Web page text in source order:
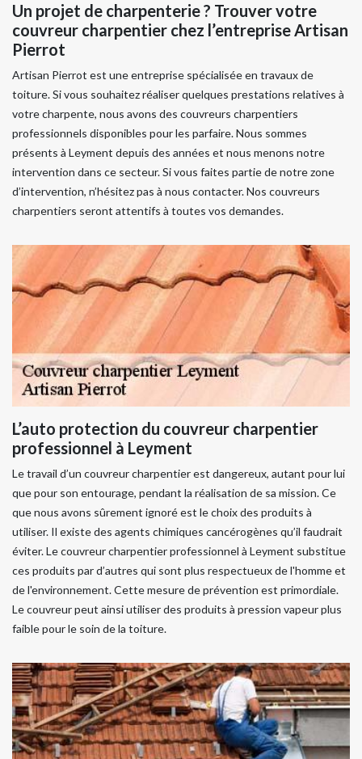
Un projet de charpenterie ? Trouver votre
couvreur charpentier chez l’entreprise Artisan
Pierrot
Artisan Pierrot est une entreprise spécialisée en travaux de
toiture. Si vous souhaitez réaliser quelques prestations relatives à
votre charpente, nous avons des couvreurs charpentiers
professionnels disponibles pour les parfaire. Nous sommes
présents à Leyment depuis des années et nous menons notre
intervention dans ce secteur. Si vous faites partie de notre zone
d’intervention, n’hésitez pas à nous contacter. Nos couvreurs
charpentiers seront attentifs à toutes vos demandes.
L’auto protection du couvreur charpentier
professionnel à Leyment
Le travail d’un couvreur charpentier est dangereux, autant pour lui
que pour son entourage, pendant la réalisation de sa mission. Ce
que nous avons sûrement ignoré est le choix des produits à
utiliser. Il existe des agents chimiques cancérogènes qu’il faudrait
éviter. Le couvreur charpentier professionnel à Leyment substitue
ces produits par d’autres qui sont plus respectueux de l'homme et
de l'environnement. Cette mesure de prévention est primordiale.
Le couvreur peut ainsi utiliser des produits à pression vapeur plus
faible pour le soin de la toiture.